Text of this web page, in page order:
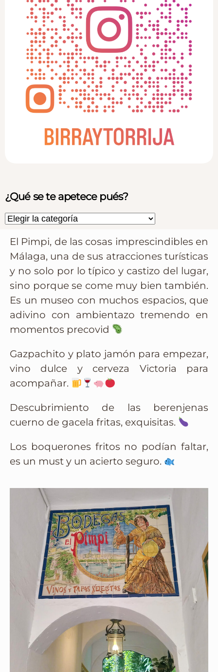
El Pimpi, de las cosas imprescindibles en
Málaga, una de sus atracciones turísticas
y no solo por lo típico y castizo del lugar,
sino porque se come muy bien también.
Es un museo con muchos espacios, que
adivino con ambientazo tremendo en
momentos precovid
Gazpachito y plato jamón para empezar,
vino dulce y cerveza Victoria para
acompañar.
Descubrimiento de las berenjenas
cuerno de gacela fritas, exquisitas.
Los boquerones fritos no podían faltar,
es un must y un acierto seguro.
¿Qué se te apetece pués?